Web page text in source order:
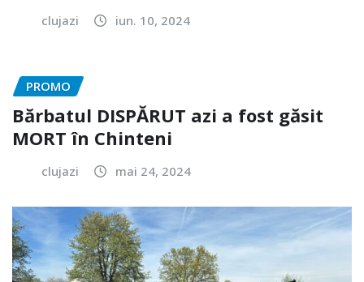
clujazi iun. 10, 2024
PROMO
Bărbatul DISPĂRUT azi a fost găsit
MORT în Chinteni
clujazi mai 24, 2024